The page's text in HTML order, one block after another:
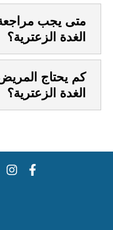
متى يجب
الغدة الزعترية؟
كم يحتاج
الغدة الزعترية؟